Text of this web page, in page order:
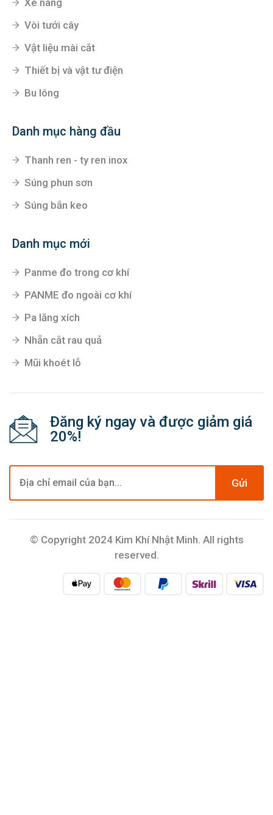
Vòi tưới cây
Vật liệu mài cắt
Thiết bị và vật tư điện
Bu lông
Danh mục hàng đầu
Thanh ren - ty ren inox
Súng phun sơn
Súng bắn keo
Danh mục mới
Panme đo trong cơ khí
PANME đo ngoài cơ khí
Pa lăng xích
Nhẵn cắt rau quả
Mũi khoét lỗ
Đăng ký ngay và được giảm giá
20%!
Gửi
© Copyright 2024 Kim Khí Nhật Minh. All rights
reserved.